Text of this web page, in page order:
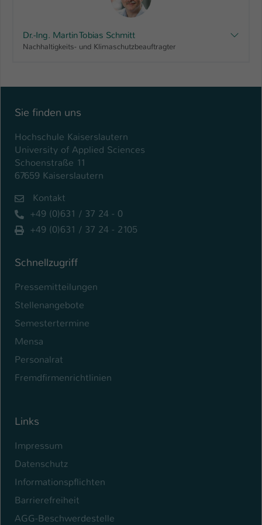
Dr.-Ing. Martin Tobias Schmitt
Nachhaltigkeits- und Klimaschutzbeauftragter
Sie finden uns
Hochschule Kaiserslautern
University of Applied Sciences
Schoenstraße 11
67659 Kaiserslautern
Kontakt
+49 (0)631 / 37 24 - 0
+49 (0)631 / 37 24 - 2105
Schnellzugriff
Pressemitteilungen
Stellenangebote
Semestertermine
Mensa
Personalrat
Fremdfirmenrichtlinien
Links
Impressum
Datenschutz
Informationspflichten
Barrierefreiheit
AGG-Beschwerdestelle
be_typo_user
Anbieter TYPO3
Zweck
zu verwalten.